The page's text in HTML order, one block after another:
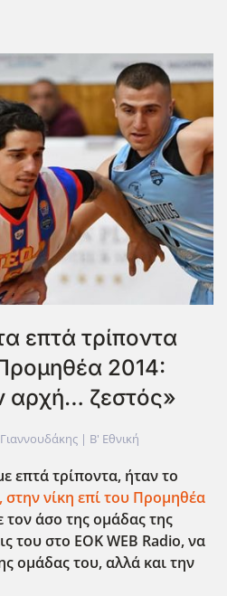
επτά τρίποντα
2014:
αρχή… ζεστός»
| Β' Εθνική
επτά τρίποντα, ήταν το
νίκη επί του Προμηθέα
άσο της ομάδας της
του στο EOKWEB Radio, να
ομάδας του, αλλά και την